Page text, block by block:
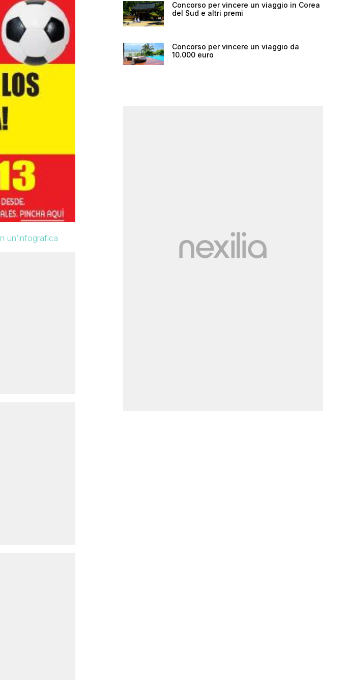
un’infografica
Concorso per vincere un viaggio in Corea
del Sud e altri premi
Concorso per vincere un viaggio da
10.000 euro